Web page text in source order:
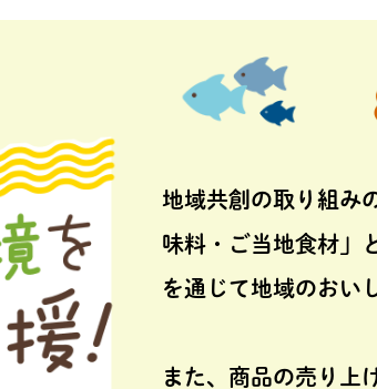
地域共創の取り組み
味料・ご当地食材」
を通じて地域のおい
また、商品の売り上